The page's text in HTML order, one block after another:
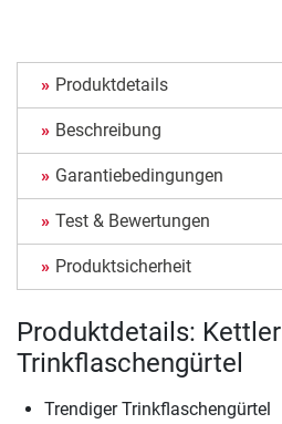
Produktdetails
Beschreibung
Garantiebedingungen
Test & Bewertungen
Produktsicherheit
Produktdetails: Kettler
Trinkflaschengürtel
Trendiger Trinkflaschengürtel